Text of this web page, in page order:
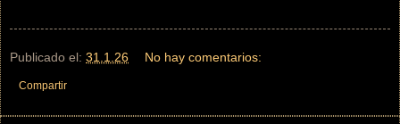
Publicado el: 31.1.26 No hay comentarios:
Compartir